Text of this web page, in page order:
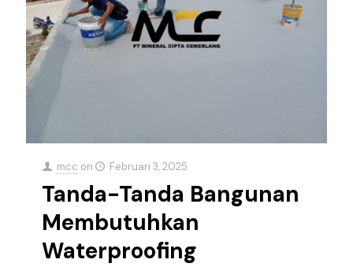
mcc on Februari 3, 2025
Tanda-Tanda Bangunan
Membutuhkan
Waterproofing